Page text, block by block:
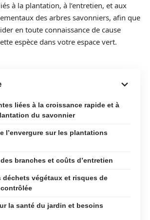
à la plantation, à l’entretien, et aux
des arbres savonniers, afin que
en toute connaissance de cause
espèce dans votre espace vert.
liées à la croissance rapide et à
du savonnier
l’envergure sur les plantations
branches et coûts d’entretien
déchets végétaux et risques de
la santé du jardin et besoins